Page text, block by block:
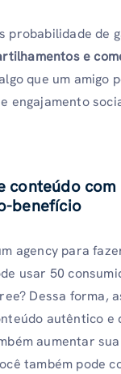
probabilidade de
e
que um amigo
engajamento
conteúdo com
benefício
agency para
usar 50
Dessa forma,
autêntico e
aumentar
também pode